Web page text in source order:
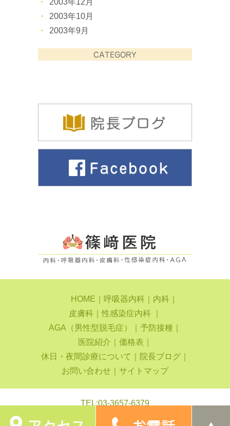
2003年12月
2003年10月
2003年9月
CATEGORY
HOME 呼吸器内科 内科
皮膚科 ｜性感染症内科
AGA（男性型脱毛症）
予防接種
医院紹介
価格表
休日・夜間診療について
院長ブログ
お問い合わせ
サイトマップ
TEL:03-3657-6379
小岩駅周辺で内科をお探しなら、篠﨑医